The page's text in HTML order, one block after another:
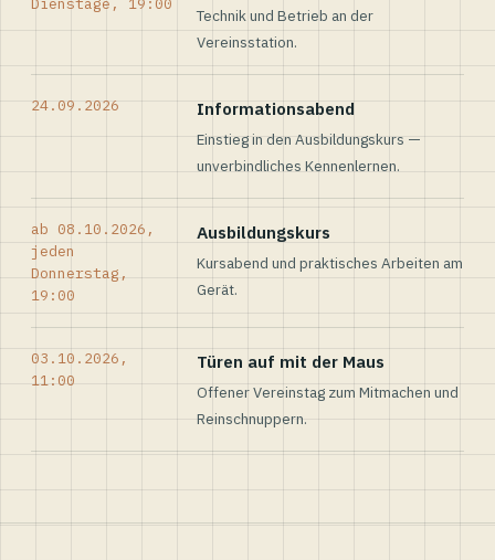
Dienstage, 19:00
Technik und Betrieb an der
Vereinsstation.
24.09.2026 Informationsabend
Einstieg in den Ausbildungskurs —
unverbindliches Kennenlernen.
ab 08.10.2026,
jeden
Donnerstag,
19:00
Ausbildungskurs
Kursabend und praktisches Arbeiten am
Gerät.
03.10.2026,
11:00
Türen auf mit der Maus
Offener Vereinstag zum Mitmachen und
Reinschnuppern.